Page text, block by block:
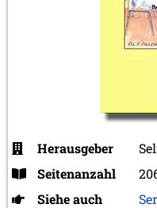
Herausgeber
Seitenanzahl
Siehe auch